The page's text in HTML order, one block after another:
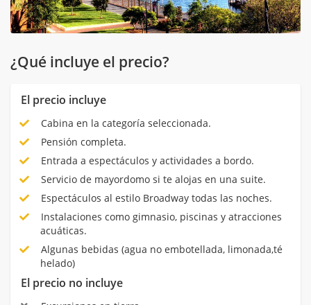
¿Qué incluye el precio?
El precio incluye
Cabina en la categoría seleccionada.
Pensión completa.
Entrada a espectáculos y actividades a bordo.
Servicio de mayordomo si te alojas en una suite.
Espectáculos al estilo Broadway todas las noches.
Instalaciones como gimnasio, piscinas y atracciones
acuáticas.
Algunas bebidas (agua no embotellada, limonada,té
helado)
El precio no incluye